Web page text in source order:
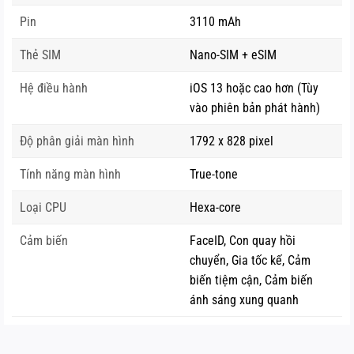
phẩm này. Bên cạnh đó, camera sau của iPhone 11 Pro
bức ảnh được sắc nét hơn.
iPhone 11 Pro Max
Pin 3110 mAh
Thẻ SIM Nano-SIM + eSIM
Hệ điều hành
iOS 13 hoặc cao hơn (Tùy
vào phiên bản phát hành)
Độ phân giải màn hình 1792 x 828 pixel
Tính năng màn hình True-tone
Loại CPU Hexa-core
Cảm biến
FaceID, Con quay hồi
chuyển, Gia tốc kế, Cảm
biến tiệm cận, Cảm biến
ánh sáng xung quanh